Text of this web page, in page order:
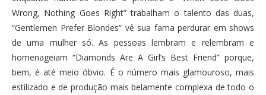
Wrong, Nothing Goes Right” trabalham o talento das duas,
“Gentlemen Prefer Blondes” vê sua fama perdurar em shows
de uma mulher só. As pessoas lembram e relembram e
homenageiam “Diamonds Are A Girl’s Best Friend” porque,
bem, é até meio óbvio. É o número mais glamouroso, mais
estilizado e de produção mais belamente complexa de todo o